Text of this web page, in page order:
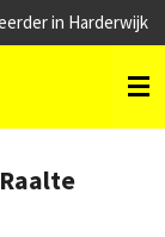
in Harderwijk